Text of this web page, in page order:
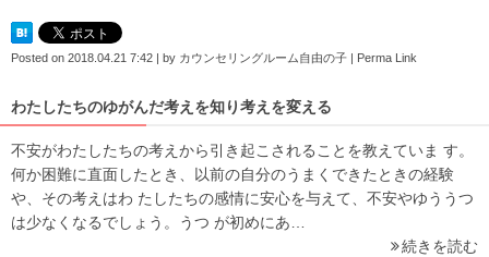
Posted on 2018.04.21 7:42 | by カウンセリングルーム自由の子 | Perma Link
わたしたちのゆがんだ考えを知り考えを変える
不安がわたしたちの考えから引き起こされることを教えていま す。
何か困難に直面したとき、以前の自分のうまくできたときの経験
や、その考えはわ たしたちの感情に安心を与えて、不安やゆううつ
は少なくなるでしょう。うつ が初めにあ…
続きを読む